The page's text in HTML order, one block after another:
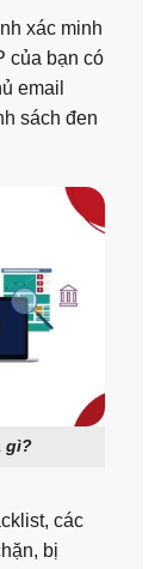
xác minh
của bạn có
email
sách đen
gì?
các
bị